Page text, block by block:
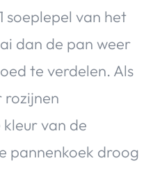
soeplepel van het
dan de pan weer
te verdelen. Als
rozijnen
van de
pannenkoek droog